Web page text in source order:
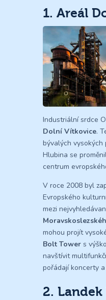
1. Areál
Industriální srdce
Dolní Vítkovice.
bývalých vysokých
Hlubina se
centrum
V roce 2008 byl
Evropského
mezi
mohou projít
Bolt Tower s
navštívit
pořádají koncerty
2. Landek